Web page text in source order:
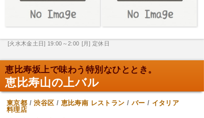
[火水木金土日] 19:00～2:00 [月] 定休日
恵比寿坂上で味わう特別なひととき。
恵比寿山の上バル
東京都 /渋谷区 / 恵比寿南 レストラン / バー / イタリア
料理店